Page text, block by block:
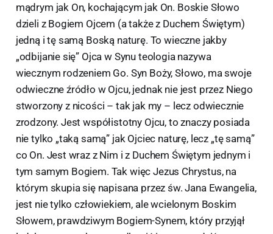
mądrym jak On, kochającym jak On. Boskie Słowo
dzieli z Bogiem Ojcem (a także z Duchem Świętym)
jedną i tę samą Boską naturę. To wieczne jakby
„odbijanie się” Ojca w Synu teologia nazywa
wiecznym rodzeniem Go. Syn Boży, Słowo, ma swoje
odwieczne źródło w Ojcu, jednak nie jest przez Niego
stworzony z nicości – tak jak my – lecz odwiecznie
zrodzony. Jest współistotny Ojcu, to znaczy posiada
nie tylko „taką samą” jak Ojciec naturę, lecz „tę samą”
co On. Jest wraz z Nim i z Duchem Świętym jednym i
tym samym Bogiem. Tak więc Jezus Chrystus, na
którym skupia się napisana przez św. Jana Ewangelia,
jest nie tylko człowiekiem, ale wcielonym Boskim
Słowem, prawdziwym Bogiem-Synem, który przyjął